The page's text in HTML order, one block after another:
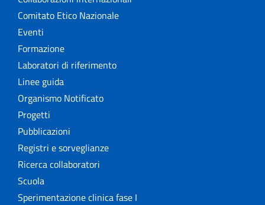
Comitato Etico Nazionale
Eventi
Formazione
Laboratori di riferimento
Linee guida
Organismo Notificato
Progetti
Pubblicazioni
Registri e sorveglianze
Ricerca collaboratori
Scuola
Sperimentazione clinica fase I